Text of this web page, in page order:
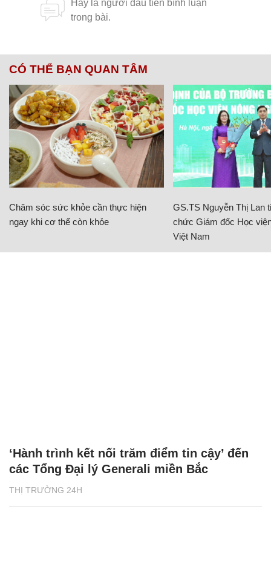
CÓ THỂ BẠN QUAN TÂM
Chăm sóc sức khỏe cần thực hiện
ngay khi cơ thể còn khỏe
GS.TS Nguyễn Thị Lan
chức Giám đốc Học
Việt Nam
THỊ TRƯỜNG 24H
‘Hành trình kết nối trăm điểm tin cậy’ đến
các Tổng Đại lý Generali miền Bắc